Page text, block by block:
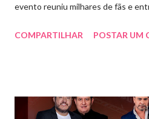
evento reuniu milhares de fãs e
de hits, Bruninho & Davi
única, com o público cantando
COMPARTILHAR POSTAR UM